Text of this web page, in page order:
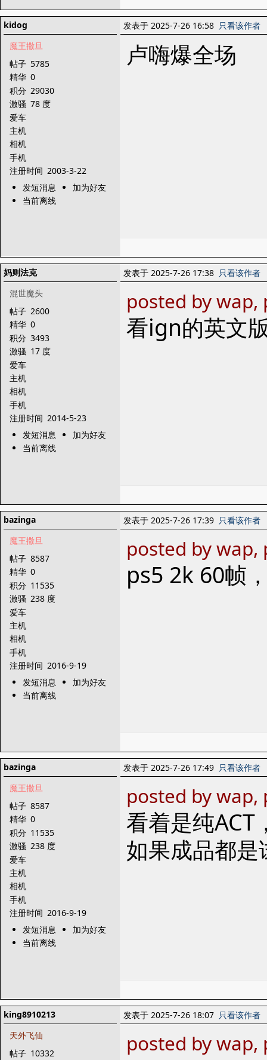
kidog
魔王撒旦
帖子 5785
精华 0
积分 29030
激骚 78 度
爱车
主机
相机
手机
注册时间 2003-3-22
发短消息
加为好友
当前离线
发表于 2025-7-26 16:58 只看该作者
卢嗨爆全场
妈则法克
混世魔头
帖子 2600
精华 0
积分 3493
激骚 17 度
爱车
主机
相机
手机
注册时间 2014-5-23
发短消息
加为好友
当前离线
发表于 2025-7-26 17:38 只看该作者
posted by
看ign的英文
bazinga
魔王撒旦
帖子 8587
精华 0
积分 11535
激骚 238 度
爱车
主机
相机
手机
注册时间 2016-9-19
发短消息
加为好友
当前离线
发表于 2025-7-26 17:39 只看该作者
posted by
ps5 2k 60帧
bazinga
魔王撒旦
帖子 8587
精华 0
积分 11535
激骚 238 度
爱车
主机
相机
手机
注册时间 2016-9-19
发短消息
加为好友
当前离线
发表于 2025-7-26 17:49 只看该作者
posted by
看着是纯ACT
如果成品都
king8910213
天外飞仙
帖子 10332
发表于 2025-7-26 18:07 只看该作者
posted by